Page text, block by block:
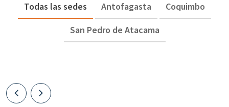
Todas las sedes Antofagasta
Coquimbo
San Pedro de Atacama